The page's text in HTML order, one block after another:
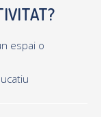
espai o